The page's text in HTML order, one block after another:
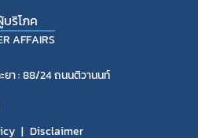
ริโภค
AFFAIRS
ยา : 88/24 ถนนติวานนท์
Disclaimer